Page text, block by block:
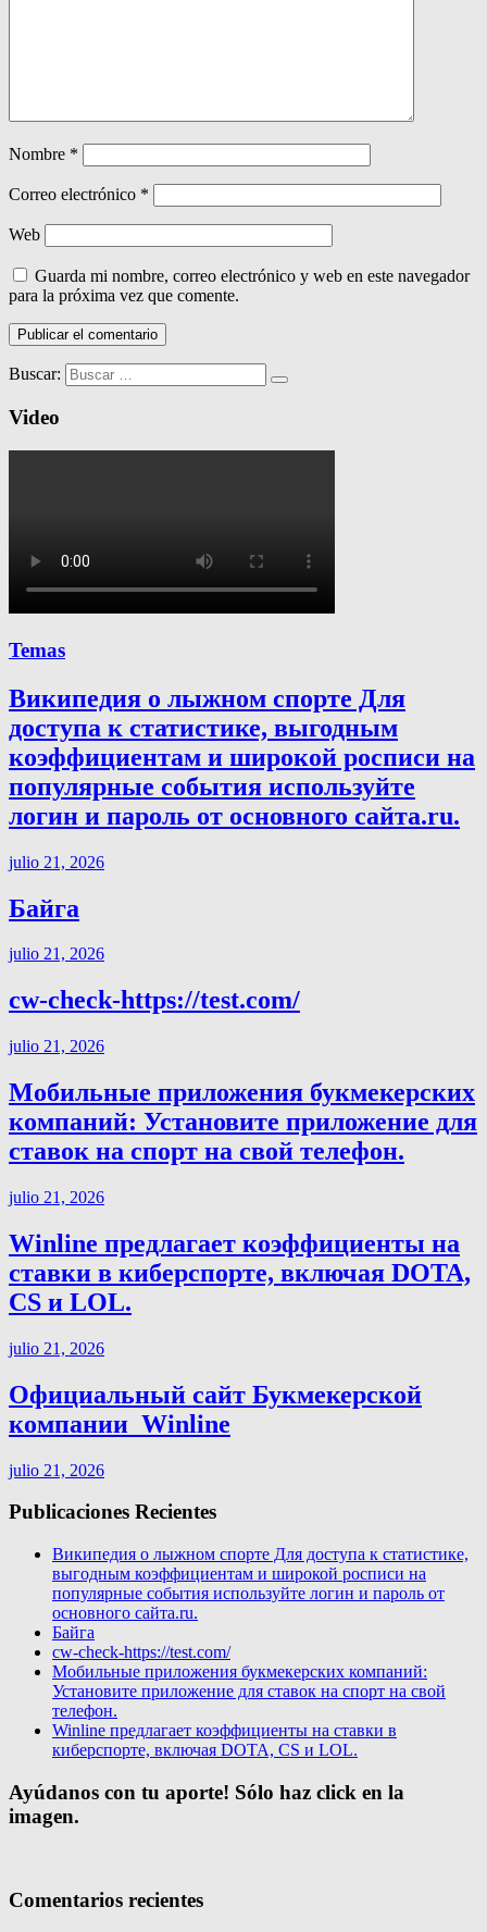
Nombre *
Correo electrónico *
Web
Guarda mi nombre, correo electrónico y web en este navegador
para la próxima vez que comente.
Buscar:
Video
Temas
Википедия о лыжном спорте Для
доступа к статистике, выгодным
коэффициентам и широкой росписи на
популярные события используйте
логин и пароль от основного сайта.ru.
julio 21, 2026
Байга
julio 21, 2026
cw-check-https://test.com/
julio 21, 2026
Мобильные приложения букмекерских
компаний: Установите приложение для
ставок на спорт на свой телефон.
julio 21, 2026
Winline предлагает коэффициенты на
ставки в киберспорте, включая DOTA,
CS и LOL.
julio 21, 2026
Официальный сайт Букмекерской
компании ️ Winline
julio 21, 2026
Publicaciones Recientes
Википедия о лыжном спорте Для доступа к статистике,
выгодным коэффициентам и широкой росписи на
популярные события используйте логин и пароль от
основного сайта.ru.
Байга
cw-check-https://test.com/
Мобильные приложения букмекерских компаний:
Установите приложение для ставок на спорт на свой
телефон.
Winline предлагает коэффициенты на ставки в
киберспорте, включая DOTA, CS и LOL.
Ayúdanos con tu aporte! Sólo haz click en la
imagen.
Comentarios recientes